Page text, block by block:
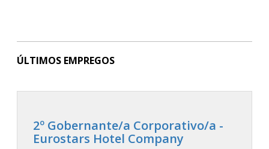
ÚLTIMOS EMPREGOS
2º Gobernante/a Corporativo/a -
Eurostars Hotel Company